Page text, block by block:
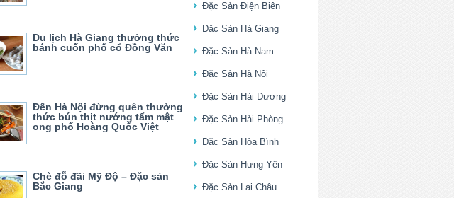
Du lịch Hà Giang thưởng thức
bánh cuốn phố cổ Đồng Văn
Đến Hà Nội đừng quên thưởng
thức bún thịt nướng tẩm mật
ong phố Hoàng Quốc Việt
Chè đỗ đãi Mỹ Độ – Đặc sản
Bắc Giang
Đặc Sản Điện Biên
Đặc Sản Hà Giang
Đặc Sản Hà Nam
Đặc Sản Hà Nội
Đặc Sản Hải Dương
Đặc Sản Hải Phòng
Đặc Sản Hòa Bình
Đặc Sản Hưng Yên
Đặc Sản Lai Châu